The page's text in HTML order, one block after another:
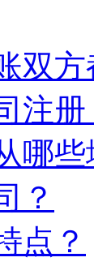
双
注
哪
？
点？